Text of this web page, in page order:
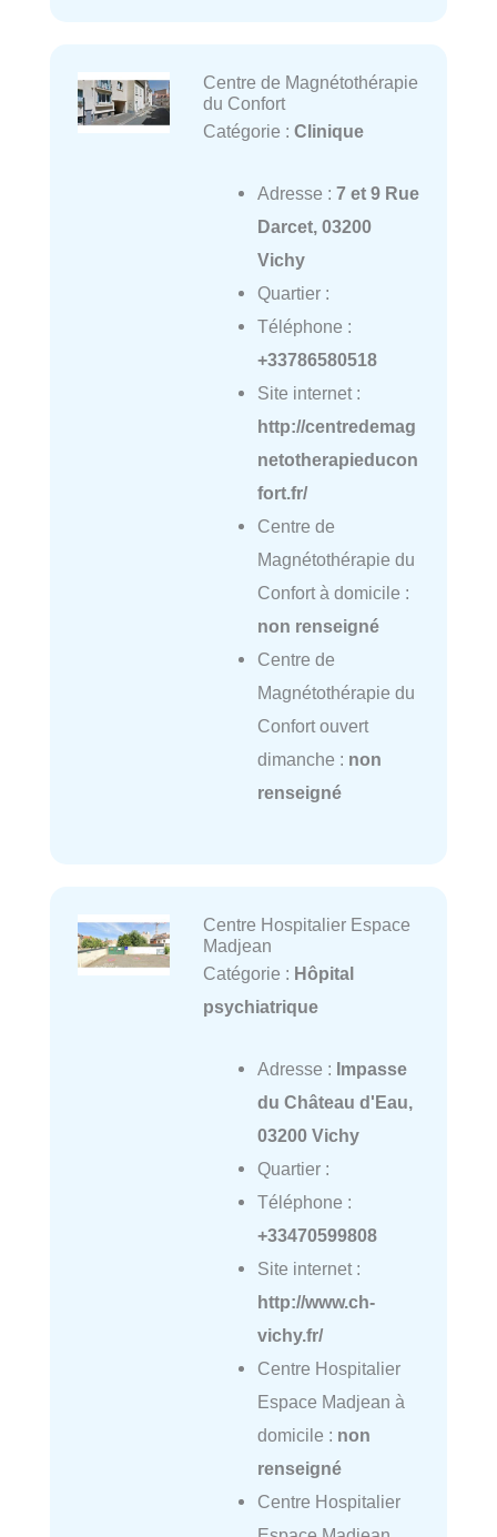
Centre de Magnétothérapie
du Confort
Catégorie : Clinique
Adresse : 7 et 9 Rue
Darcet, 03200
Vichy
Quartier :
Téléphone :
+33786580518
Site internet :
http://centredemag
netotherapieducon
fort.fr/
Centre de
Magnétothérapie du
Confort à domicile :
non renseigné
Centre de
Magnétothérapie du
Confort ouvert
dimanche : non
renseigné
Centre Hospitalier Espace
Madjean
Catégorie : Hôpital
psychiatrique
Adresse : Impasse
du Château d'Eau,
03200 Vichy
Quartier :
Téléphone :
+33470599808
Site internet :
http://www.ch-
vichy.fr/
Centre Hospitalier
Espace Madjean à
domicile : non
renseigné
Centre Hospitalier